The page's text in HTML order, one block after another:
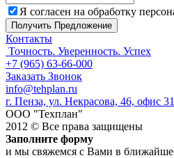
Я согласен на обработку
Получить Предложение
Контакты
Точность. Уверенность. Успех
+7 (965) 63-66-000
Заказать Звонок
info@tehplan.ru
г. Пенза, ул. Некрасова, 46, офис
ООО "Техплан"
2012 © Все права защищены
Заполните форму
и мы свяжемся с Вами в